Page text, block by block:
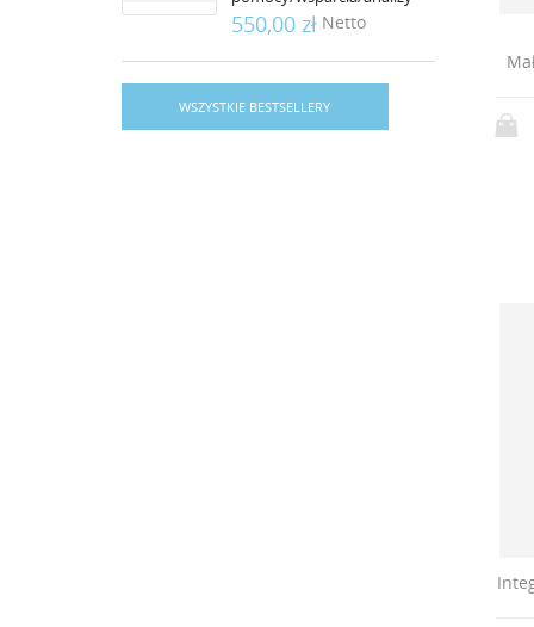
problemu realizowana w
środowisku developerskim
serwisu/sklepu, którego
dotyczy problem....
550,00 zł Netto
WSZYSTKIE BESTSELLERY